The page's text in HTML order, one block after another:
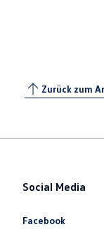
Zurück zum
Social Media
Facebook